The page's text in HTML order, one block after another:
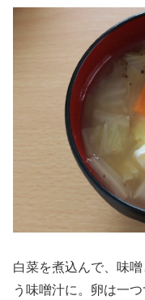
白菜を煮込んで、味
う味噌汁に。卵は一